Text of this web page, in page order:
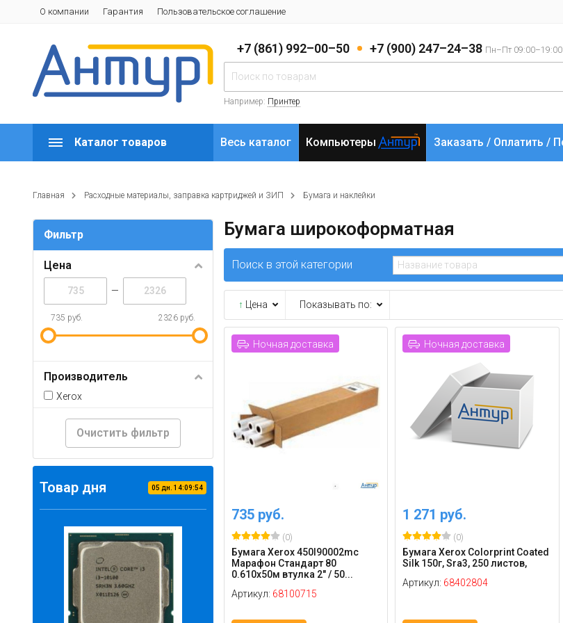
О компании Гарантия Пользовательское соглашение
+7 (861) 992–00–50 +7 (900) 247–24–38 Пн–Пт 09:00–19:00
Например: Принтер
Каталог товаров Весь каталог Компьютеры Заказать / Оплатить /
Главная Расходные материалы, заправка картриджей и ЗИП Бумага и наклейки
Фильтр
Цена
—
735 руб. 2326 руб.
Производитель
Xerox
Очистить фильтр
Товар дня 05 дн. 14:09:54
Бумага широкоформатная
Поиск в этой категории
↑ Цена Показывать по:
Ночная доставка
735 руб.
(0)
Бумага Xerox 450l90002mc
Марафон Стандарт 80
0.610х50м втулка 2" / 50...
Артикул: 68100715
Ночная доставка
1 271 руб.
(0)
Бумага Xerox Colorprint Coated
Silk 150г, Sra3, 250 листов,
Артикул: 68402804